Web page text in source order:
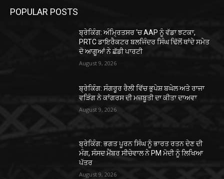
POPULAR POSTS
ਬ੍ਰੇਕਿੰਗ: ਅੰਮ੍ਰਿਤਸਰ ‘ਚ AAP ਨੂੰ ਵੱਡਾ ਝਟਕਾ,
PRTC ਡਾਇਰੈਕਟਰ ਬਲਜਿੰਦਰ ਸਿੰਘ ਢਿੱਲੋਂ ਥਾਂਦੇ ਸਮੇਤ
ਦੋ ਆਗੂਆਂ ਨੇ ਛੱਡੀ ਪਾਰਟੀ
August 9, 2026
ਬ੍ਰੇਕਿੰਗ: ਸੰਗਰੂਰ ਰੈਲੀ ਵਿੱਚ ਭੁਪੇਸ਼ ਬਘੇਲ ਅਤੇ ਰਾਜਾ
ਵੜਿੰਗ ਨੇ ਕਾਂਗਰਸ ਦੀ ਮਜ਼ਬੂਤੀ ਦਾ ਕੀਤਾ ਦਾਅਵਾ
August 9, 2026
ਬ੍ਰੇਕਿੰਗ: ਭਗਤ ਪੂਰਨ ਸਿੰਘ ਨੂੰ ਭਾਰਤ ਰਤਨ ਦੇਣ ਦੀ
ਮੰਗ, ਸੰਸਦ ਮੈਂਬਰ ਸੀਚੇਵਾਲ ਨੇ PM ਮੋਦੀ ਨੂੰ ਲਿਖਿਆ
ਪੱਤਰ
August 9, 2026